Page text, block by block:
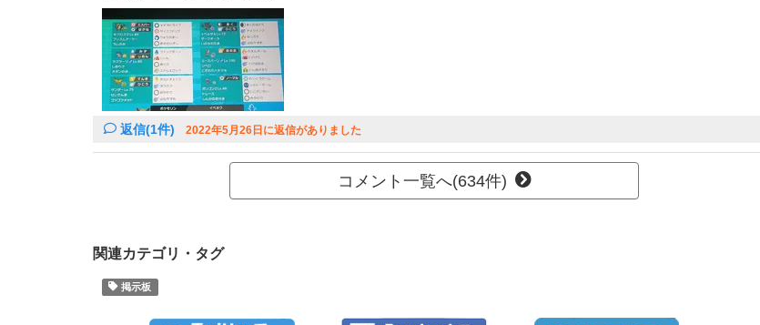
返信(1件) 2022年5月26日に返信がありました
コメント一覧へ(634件)
関連カテゴリ・タグ
掲示板